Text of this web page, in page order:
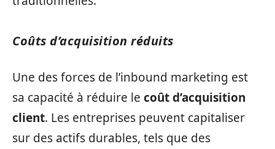
Coûts d’acquisition réduits
Une des forces de l’inbound marketing est
sa capacité à réduire le coût d’acquisition
client. Les entreprises peuvent capitaliser
sur des actifs durables, tels que des